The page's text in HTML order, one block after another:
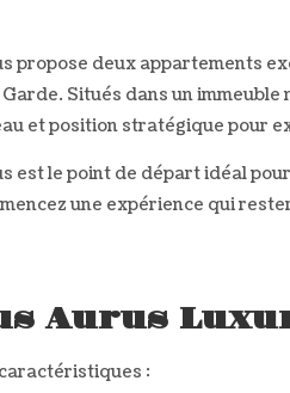
propose deux appartements
Garde. Situés dans un
et position stratégique pour
est le point de départ idéal
une expérience qui
Aurus
: